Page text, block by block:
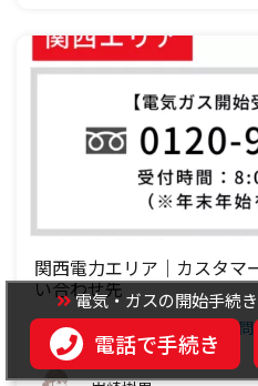
関西電力エリア｜カスタマ
い合わせ先
関西電力エリア 電気の
電気・ガスの開始手続
電話で手続き